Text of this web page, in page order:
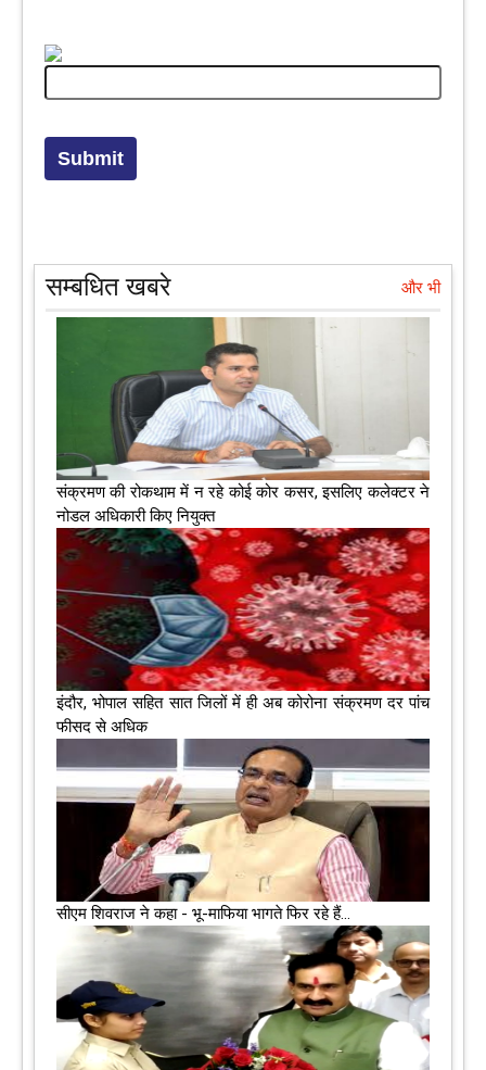
सम्बधित खबरे और भी
संक्रमण की रोकथाम में न रहे कोई कोर कसर, इसलिए कलेक्‍टर ने
नोडल अधिकारी किए नियुक्‍त
इंदौर, भोपाल सहित सात जिलों में ही अब कोरोना संक्रमण दर पांच
फीसद से अधिक
सीएम शिवराज ने कहा - भू-माफिया भागते फिर रहे हैं...